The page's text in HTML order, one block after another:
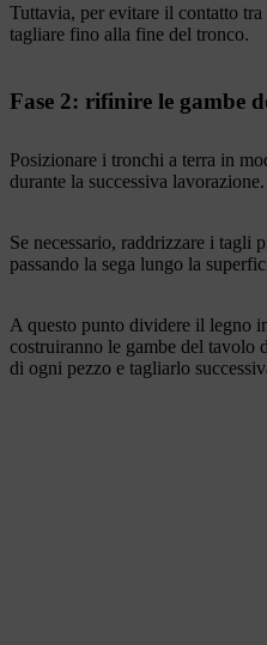
Tuttavia, per evitare il contatto
tagliare fino alla fine del tronco.
Fase 2: rifinire le gambe
Posizionare i tronchi a terra in
durante la successiva
Se necessario, raddrizzare i tagli
passando la sega lungo la
A questo punto dividere il legno
costruiranno le gambe del tavolo
di ogni pezzo e tagliarlo